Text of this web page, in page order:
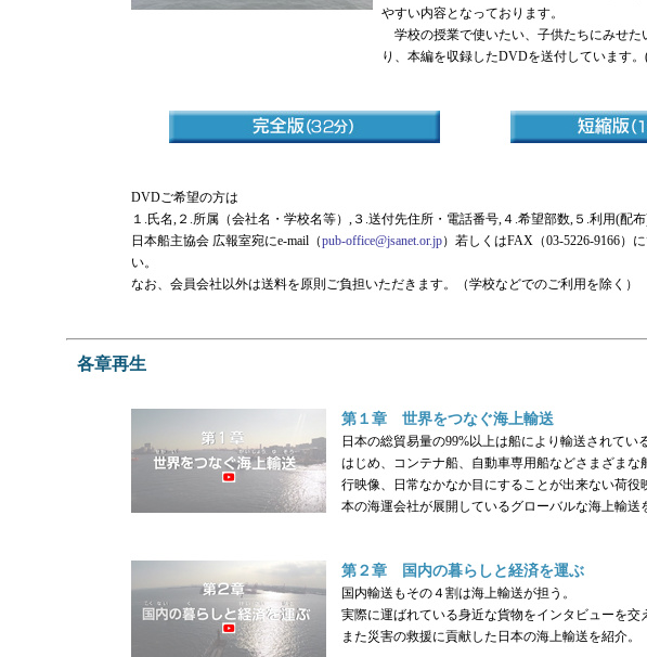
やすい内容となっております。
学校の授業で使いたい、子供たちにみせた
り、本編を収録したDVDを送付しています
DVDご希望の方は
１.氏名,２.所属（会社名・学校名等）,３.送付先住所・電話番号,４.希望部数,５.利用(配布
日本船主協会 広報室宛にe-mail（pub-office@jsanet.or.jp）若しくはFAX（03-5226-9166）
い。
なお、会員会社以外は送料を原則ご負担いただきます。（学校などでのご利用を除く）
各章再生
第１章 世界をつなぐ海上輸送
日本の総貿易量の99%以上は船により輸送されてい
はじめ、コンテナ船、自動車専用船などさまざまな
行映像、日常なかなか目にすることが出来ない荷役
本の海運会社が展開しているグローバルな海上輸送
第２章 国内の暮らしと経済を運ぶ
国内輸送もその４割は海上輸送が担う。
実際に運ばれている身近な貨物をインタビューを交
また災害の救援に貢献した日本の海上輸送を紹介。